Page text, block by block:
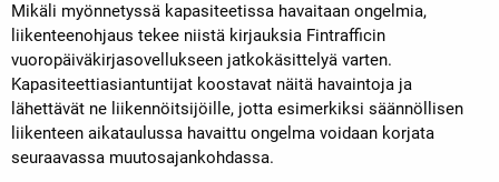
Mikäli myönnetyssä kapasiteetissa havaitaan ongelmia,
liikenteenohjaus tekee niistä kirjauksia Fintrafficin
vuoropäiväkirjasovellukseen jatkokäsittelyä varten.
Kapasiteettiasiantuntijat koostavat näitä havaintoja ja
lähettävät ne liikennöitsijöille, jotta esimerkiksi säännöllisen
liikenteen aikataulussa havaittu ongelma voidaan korjata
seuraavassa muutosajankohdassa.